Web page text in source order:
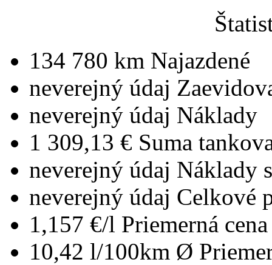
134 780 km Najazdené
neverejný údaj
neverejný údaj Náklady
1 309,13 € Suma
neverejný údaj Náklady
neverejný údaj Celkové
1,157 €/l Priemerná
10,42 l/100km Ø